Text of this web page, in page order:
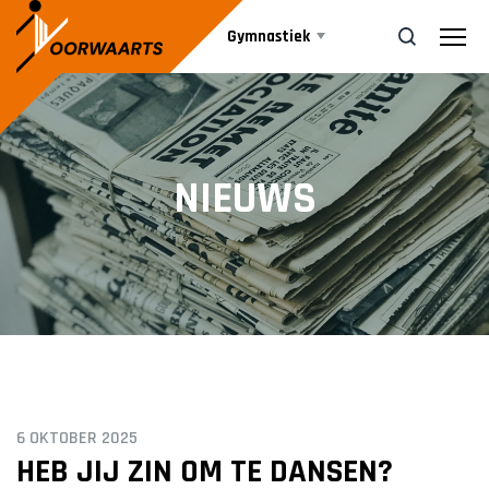
Gymnastiek
Aanbod
JEUGD DANS
Ballet
Jazzdans
Turnen
Agenda
Nieuws
Leiding
ZOEK
NIEUWS
6 OKTOBER 2025
HEB JIJ ZIN OM TE DANSEN?